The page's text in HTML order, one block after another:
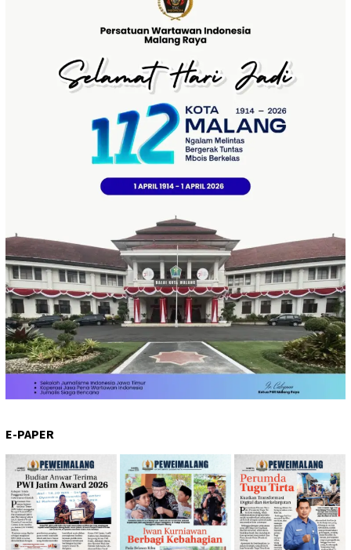
E-PAPER